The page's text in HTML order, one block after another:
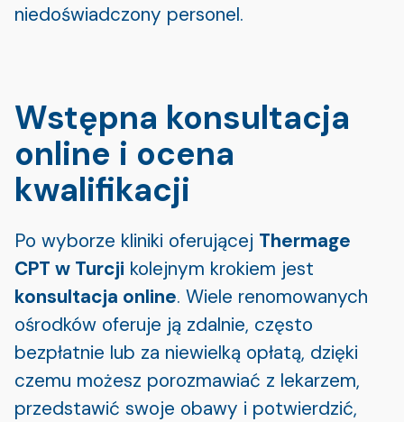
niedoświadczony personel.
Wstępna konsultacja
online i ocena
kwalifikacji
Po wyborze kliniki oferującej Thermage
CPT w Turcji kolejnym krokiem jest
konsultacja online. Wiele renomowanych
ośrodków oferuje ją zdalnie, często
bezpłatnie lub za niewielką opłatą, dzięki
czemu możesz porozmawiać z lekarzem,
przedstawić swoje obawy i potwierdzić,